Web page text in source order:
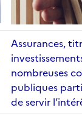
Assurances,
nombreuses
publiques
de servir